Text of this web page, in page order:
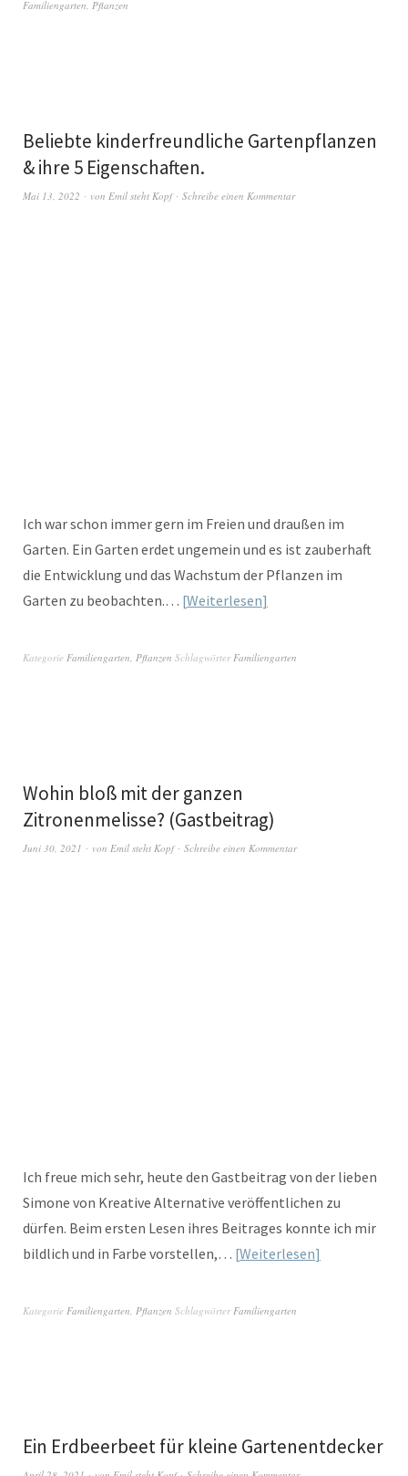
Familiengarten Pflanzen
Beliebte kinderfreundliche Gartenpflanzen
& ihre 5 Eigenschaften.
Mai 13, 2022 von Emil steht Kopf Schreibe einen Kommentar
Ich war schon immer gern im Freien und draußen im
Garten. Ein Garten erdet ungemein und es ist zauberhaft
die Entwicklung und das Wachstum der Pflanzen im
Garten zu beobachten.… Weiterlesen
Kategorie Familiengarten, Pflanzen SchlagwörterFamiliengarten
Wohin bloß mit der ganzen
Zitronenmelisse? (Gastbeitrag)
Juni 30, 2021 von Emil steht Kopf Schreibe einen Kommentar
Ich freue mich sehr, heute den Gastbeitrag von der lieben
Simone von Kreative Alternative veröffentlichen zu
dürfen. Beim ersten Lesen ihres Beitrages konnte ich mir
bildlich und in Farbe vorstellen,… Weiterlesen
Kategorie Familiengarten Pflanzen Schlagwörter Familiengarten
Ein Erdbeerbeet für kleine Gartenentdecker